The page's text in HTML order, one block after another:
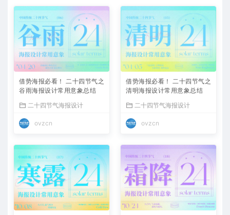
借势海报必看！ 二十四节气之
谷雨海报设计常用意象总结
二十四节气海报设计
ovzcn
借势海报必看！ 二十四节气之
清明海报设计常用意象总结
二十四节气海报设计
ovzcn